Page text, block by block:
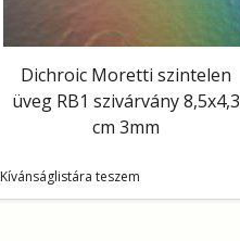
Dichroic Moretti szintelen
üveg RB1 szivárvány 8,5x4,3
cm 3mm
Kívánságlistára teszem